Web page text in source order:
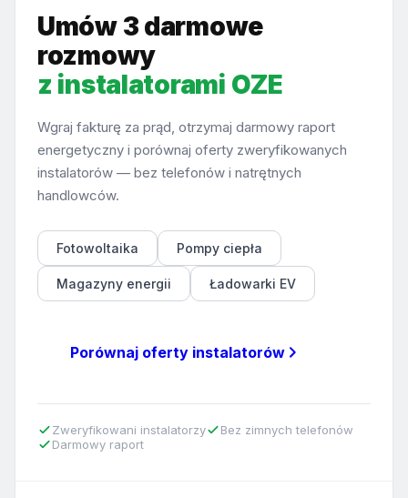
Umów 3 darmowe
rozmowy
z instalatorami OZE
Wgraj fakturę za prąd, otrzymaj darmowy raport
energetyczny i porównaj oferty zweryfikowanych
instalatorów — bez telefonów i natrętnych
handlowców.
Fotowoltaika Pompy ciepła
Magazyny energii Ładowarki EV
Porównaj oferty instalatorów
Zweryfikowani instalatorzy
Bez zimnych telefonów
Darmowy raport